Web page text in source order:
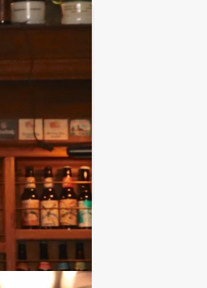
p.p. excl. BTW
Favoriet